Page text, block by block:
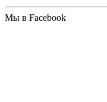
Мы в Facebook